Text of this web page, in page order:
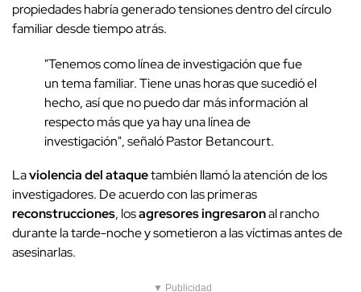
propiedades habría generado tensiones dentro del círculo
familiar desde tiempo atrás.
"Tenemos como línea de investigación que fue
un tema familiar. Tiene unas horas que sucedió el
hecho, así que no puedo dar más información al
respecto más que ya hay una línea de
investigación", señaló Pastor Betancourt.
Laviolencia del ataquetambién llamó la atención de los
investigadores. De acuerdo con las primeras
reconstrucciones, losagresores ingresaronal rancho
durante la tarde-noche y sometieron a las víctimas antes de
asesinarlas.
▼ Publicidad